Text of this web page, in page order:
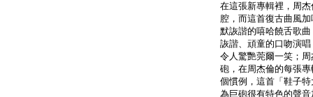
在這張新專輯裡，周
腔，而這首復古曲風
默詼諧的嘻哈饒舌歌
詼諧、頑童的口吻演
令人驚艷莞爾一笑；
砲，在周杰倫的每張
個慣例，這首「鞋子
為巨砲很有特色的聲